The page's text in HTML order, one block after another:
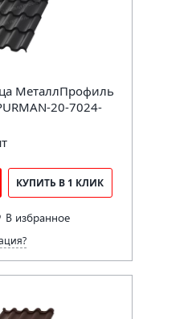
МеталлПрофиль
20-7024-
КУПИТЬ В 1 КЛИК
В избранное